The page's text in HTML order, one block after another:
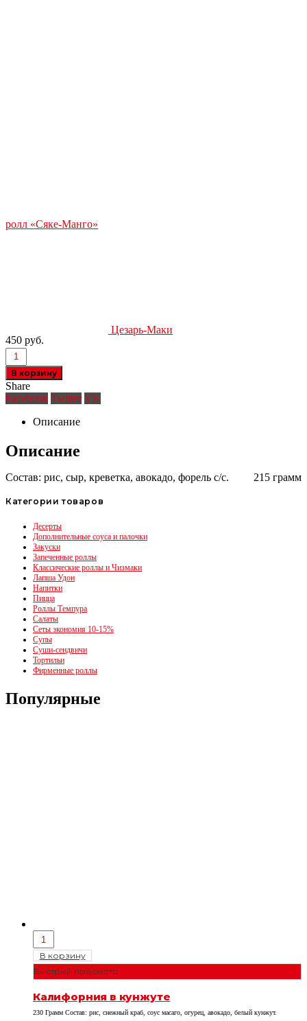
ролл «Сяке-Манго»
Цезарь-Маки
450 руб.
В корзину
Share
Facebook Twitter VK
Описание
Описание
Состав: рис, сыр, креветка, авокадо, форель с/с. 215 грамм
Категории товаров
Десерты
Дополнительные соуса и палочки
Закуски
Запеченные роллы
Классические роллы и Чизмаки
Лапша Удон
Напитки
Пицца
Роллы Темпура
Салаты
Сеты экономия 10-15%
Супы
Суши-сендвичи
Тортильи
Фирменные роллы
Популярные
В корзину
Быстрый просмотр
Калифорния в кунжуте
230 Грамм Состав: рис, снежный краб, соус масаго, огурец, авокадо, белый кунжут.